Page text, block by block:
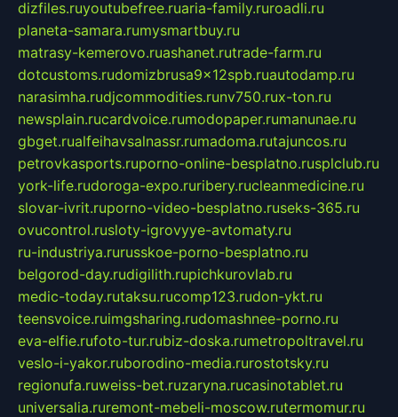
dizfiles.ruyoutubefree.ruaria-family.ruroadli.ru
planeta-samara.rumysmartbuy.ru
matrasy-kemerovo.ruashanet.rutrade-farm.ru
dotcustoms.rudomizbrusa9x12spb.ruautodamp.ru
narasimha.rudjcommodities.runv750.rux-ton.ru
newsplain.rucardvoice.rumodopaper.rumanunae.ru
gbget.rualfeihavsalnassr.rumadoma.rutajuncos.ru
petrovkasports.ruporno-online-besplatno.rusplclub.ru
york-life.rudoroga-expo.ruribery.rucleanmedicine.ru
slovar-ivrit.ruporno-video-besplatno.ruseks-365.ru
ovucontrol.rusloty-igrovyye-avtomaty.ru
ru-industriya.rurusskoe-porno-besplatno.ru
belgorod-day.rudigilith.rupichkurovlab.ru
medic-today.rutaksu.rucomp123.rudon-ykt.ru
teensvoice.ruimgsharing.rudomashnee-porno.ru
eva-elfie.rufoto-tur.rubiz-doska.rumetropoltravel.ru
veslo-i-yakor.ruborodino-media.rurostotsky.ru
regionufa.ruweiss-bet.ruzaryna.rucasinotablet.ru
universalia.ruremont-mebeli-moscow.rutermomur.ru